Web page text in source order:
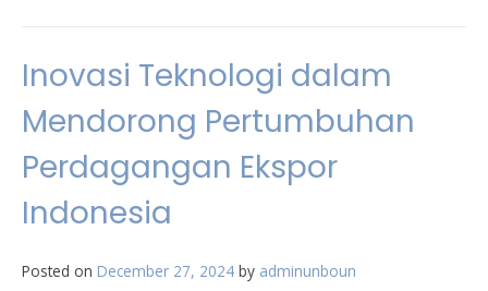
Inovasi Teknologi dalam
Mendorong Pertumbuhan
Perdagangan Ekspor
Indonesia
Posted on December 27, 2024 by adminunboun